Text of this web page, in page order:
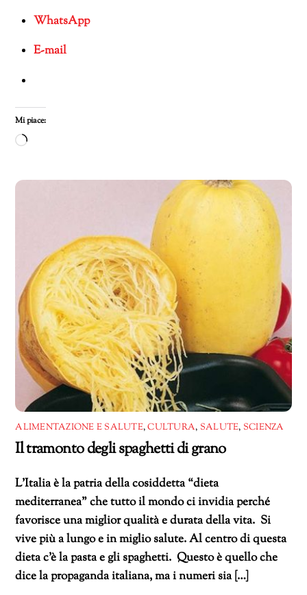
WhatsApp
E-mail
Mi piace:
Caricamento
corso…
ALIMENTAZIONE E SALUTE,CULTURA, SALUTE, SCIENZA
Il tramonto degli spaghetti di grano
L’Italia è la patria della cosiddetta “dieta
mediterranea” che tutto il mondo ci invidia perché
favorisce una miglior qualità e durata della vita. Si
vive più a lungo e in miglio salute. Al centro di questa
dieta c’è la pasta e gli spaghetti. Questo è quello che
dice la propaganda italiana, ma i numeri sia […]